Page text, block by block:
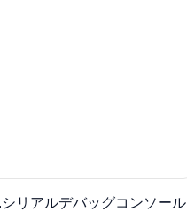
リアルデバッグコンソール